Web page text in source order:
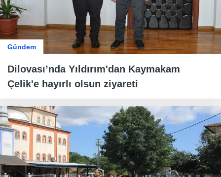
Gündem
Dilovası’nda Yıldırım'dan Kaymakam
Çelik'e hayırlı olsun ziyareti